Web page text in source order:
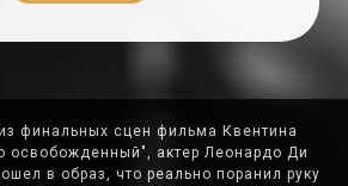
финальных сцен фильма Квентина
освобожденный", актер Леонардо Ди
в образ, что реально поранил руку